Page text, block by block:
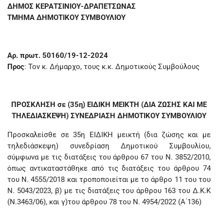
ΔΗΜΟΣ ΚΕΡΑΤΣΙΝΙΟΥ-ΔΡΑΠΕΤΣΩΝΑΣ
ΤΜΗΜΑ ΔΗΜΟΤΙΚΟΥ ΣΥΜΒΟΥΛΙΟΥ
Αρ. πρωτ. 50160/19-12-2024
Προς: Τον κ. Δήμαρχο, τους κ.κ. Δημοτικούς Συμβούλους
ΠΡΟΣΚΛΗΣΗ σε (35η) ΕΙΔΙΚΗ ΜΕΙΚΤΗ (ΔΙΑ ΖΩΣΗΣ ΚΑΙ ΜΕ
ΤΗΛΕΔΙΑΣΚΕΨΗ) ΣΥΝΕΔΡΙΑΣΗ ΔΗΜΟΤΙΚΟΥ ΣΥΜΒΟΥΛΙΟΥ
Προσκαλείσθε σε 35η ΕΙΔΙΚΗ μεικτή (δια ζώσης και με
τηλεδιάσκεψη) συνεδρίαση Δημοτικού Συμβουλίου,
σύμφωνα με τις διατάξεις του άρθρου 67 του Ν. 3852/2010,
όπως αντικαταστάθηκε από τις διατάξεις του άρθρου 74
του Ν. 4555/2018 και τροποποιείται με το άρθρο 11 του του
Ν. 5043/2023, β) με τις διατάξεις του άρθρου 163 του Δ.Κ.Κ
(Ν.3463/06), και γ)του άρθρου 78 του N. 4954/2022 (Α΄136)